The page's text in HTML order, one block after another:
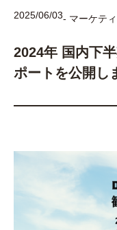
2025/06/03- マーケテ
2024年 国内下
ポートを公開し